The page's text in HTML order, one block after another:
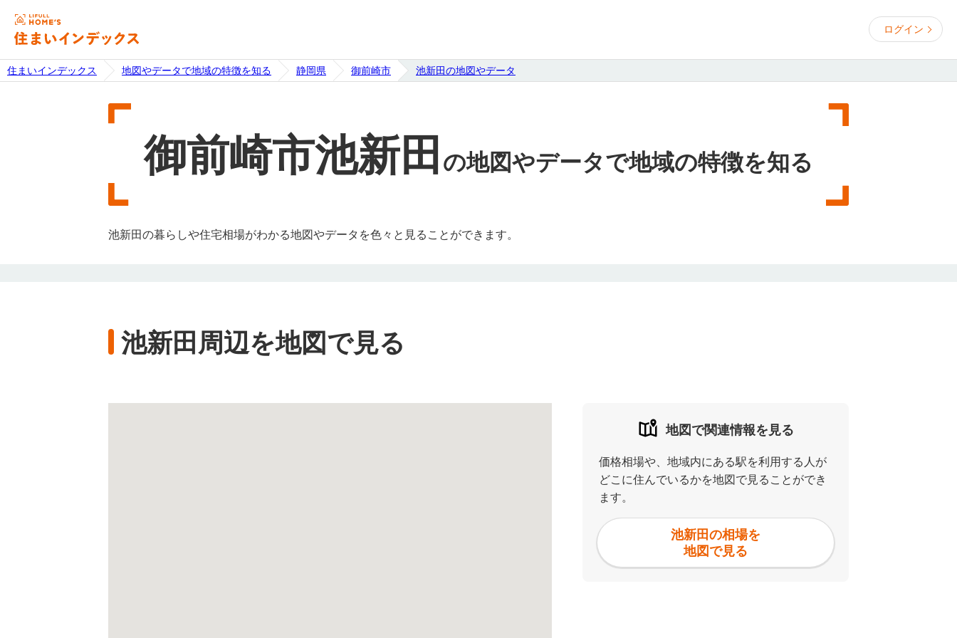
ログイン
住まいインデックス 地図やデータで地域の特徴を知る 静岡県 御前崎市 池新田の地図やデータ
御前崎市池新田 の地図やデータで地域の特徴を知る
池新田の暮らしや住宅相場がわかる地図やデータを色々と見ることができます。
池新田周辺を地図で見る
地図で関連情報を見る
価格相場や、地域内にある駅を利用する人が
どこに住んでいるかを地図で見ることができ
ます。
池新田の相場を
地図で見る